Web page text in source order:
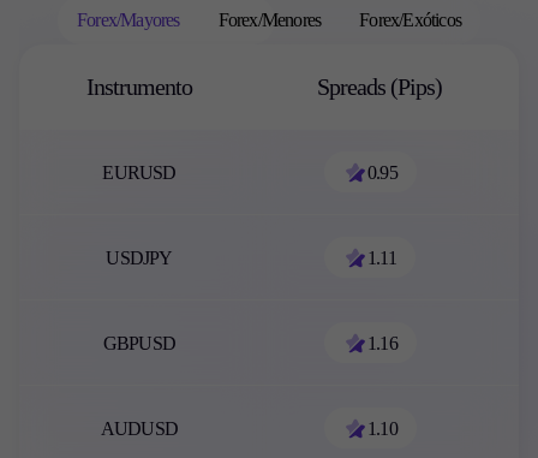
Forex/Mayores Forex/Menores Forex/Exóticos
Instrumento Spreads (Pips)
EURUSD 0.95
USDJPY 1.11
GBPUSD 1.16
AUDUSD 1.10